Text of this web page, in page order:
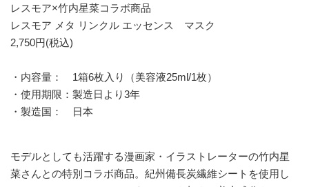
レスモア×竹内星菜コラボ商品
レスモア メタ リンクル エッセンス マスク
2,750円(税込)
・内容量： 1箱6枚入り（美容液25ml/1枚）
・使用期限：製造日より3年
・製造国： 日本
モデルとしても活躍する漫画家・イラストレーターの竹内星
菜さんとの特別コラボ商品。紀州備長炭繊維シートを使用し